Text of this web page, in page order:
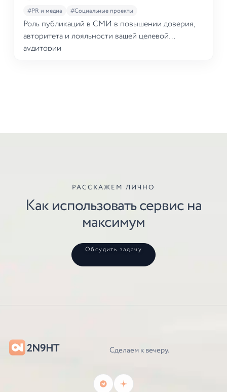
#PR и медиа #Социальные проекты
Роль публикаций в СМИ в повышении доверия,
авторитета и лояльности вашей целевой
аудитории
РАССКАЖЕМ ЛИЧНО
Как использовать сервис на
максимум
Обсудить задачу
2N9HT Сделаем к вечеру.